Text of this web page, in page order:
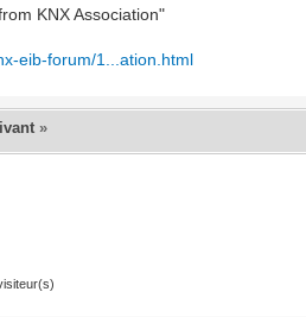
KNX Association"
eib-forum/1...ation.html
»